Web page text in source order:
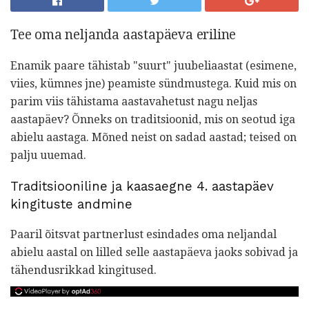
Tee oma neljanda aastapäeva eriline
Enamik paare tähistab "suurt" juubeliaastat (esimene,
viies, kümnes jne) peamiste sündmustega. Kuid mis on
parim viis tähistama aastavahetust nagu neljas
aastapäev? Õnneks on traditsioonid, mis on seotud iga
abielu aastaga. Mõned neist on sadad aastad; teised on
palju uuemad.
Traditsiooniline ja kaasaegne 4. aastapäev
kingituste andmine
Paaril õitsvat partnerlust esindades oma neljandal
abielu aastal on lilled selle aastapäeva jaoks sobivad ja
tähendusrikkad kingitused.